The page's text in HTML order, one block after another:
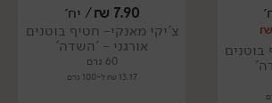
בוטנים
7.90
₪/ יח׳
צ'יקי מאנקי- חטיף בוטנים
אורגני - 'השדה'
60 גרם
13.17 ₪ ל-100 גרם